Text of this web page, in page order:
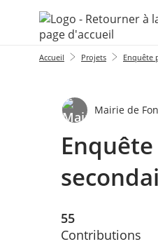
Aller au menu Aller au
Accueil Projets Enquête
Mairie de
55
Contributions